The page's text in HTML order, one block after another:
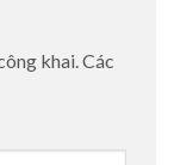
khai.Các